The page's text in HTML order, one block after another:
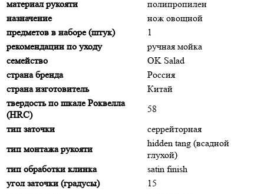
материал рукояти
полипропилен
назначение
нож овощной
предметов в наборе (штук)
1
рекомендации по уходу
ручная мойка
семейство
OK Salad
страна бренда
Россия
страна изготовитель
Китай
твердость по шкале Роквелла
(HRC)
58
тип заточки
серрейторная
тип монтажа рукояти
hidden tang (всадной
глухой)
тип обработки клинка
satin finish
угол заточки (градусы)
15